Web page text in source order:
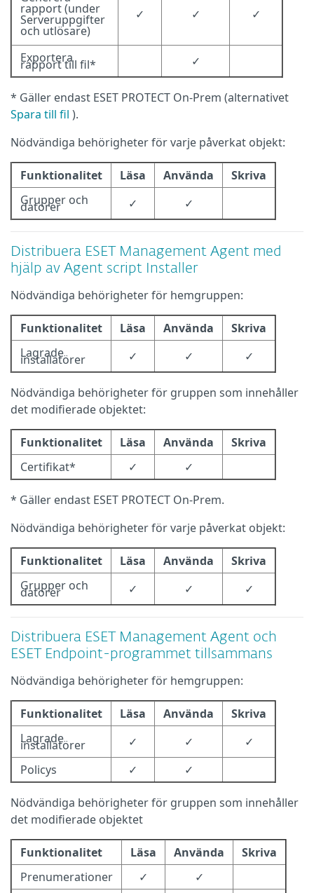
rapport (under
Serveruppgifter
och utlösare)
✓ ✓ ✓
Exportera
rapport till fil* ✓
* Gäller endast ESET PROTECT On-Prem (alternativet
Spara till fil ).
Nödvändiga behörigheter för varje påverkat objekt:
Funktionalitet Läsa Använda
Skriva
Grupper och
datorer ✓ ✓
Distribuera ESET Management Agent med
hjälp av Agent script Installer
Nödvändiga behörigheter för hemgruppen:
Funktionalitet Läsa Använda
Skriva
Lagrade
installatörer ✓ ✓ ✓
Nödvändiga behörigheter för gruppen som innehåller
det modifierade objektet:
Funktionalitet Läsa Använda
Skriva
Certifikat*
✓ ✓
* Gäller endast ESET PROTECT On-Prem.
Nödvändiga behörigheter för varje påverkat objekt:
Funktionalitet Läsa Använda
Skriva
Grupper och
datorer ✓ ✓ ✓
Distribuera ESET Management Agent och
ESET Endpoint-programmet tillsammans
Nödvändiga behörigheter för hemgruppen:
Funktionalitet Läsa Använda
Skriva
Lagrade
installatörer ✓ ✓
✓
Policys
✓ ✓
Nödvändiga behörigheter för gruppen som innehåller
det modifierade objektet
Funktionalitet Läsa Använda
Skriva
Prenumerationer
✓
✓